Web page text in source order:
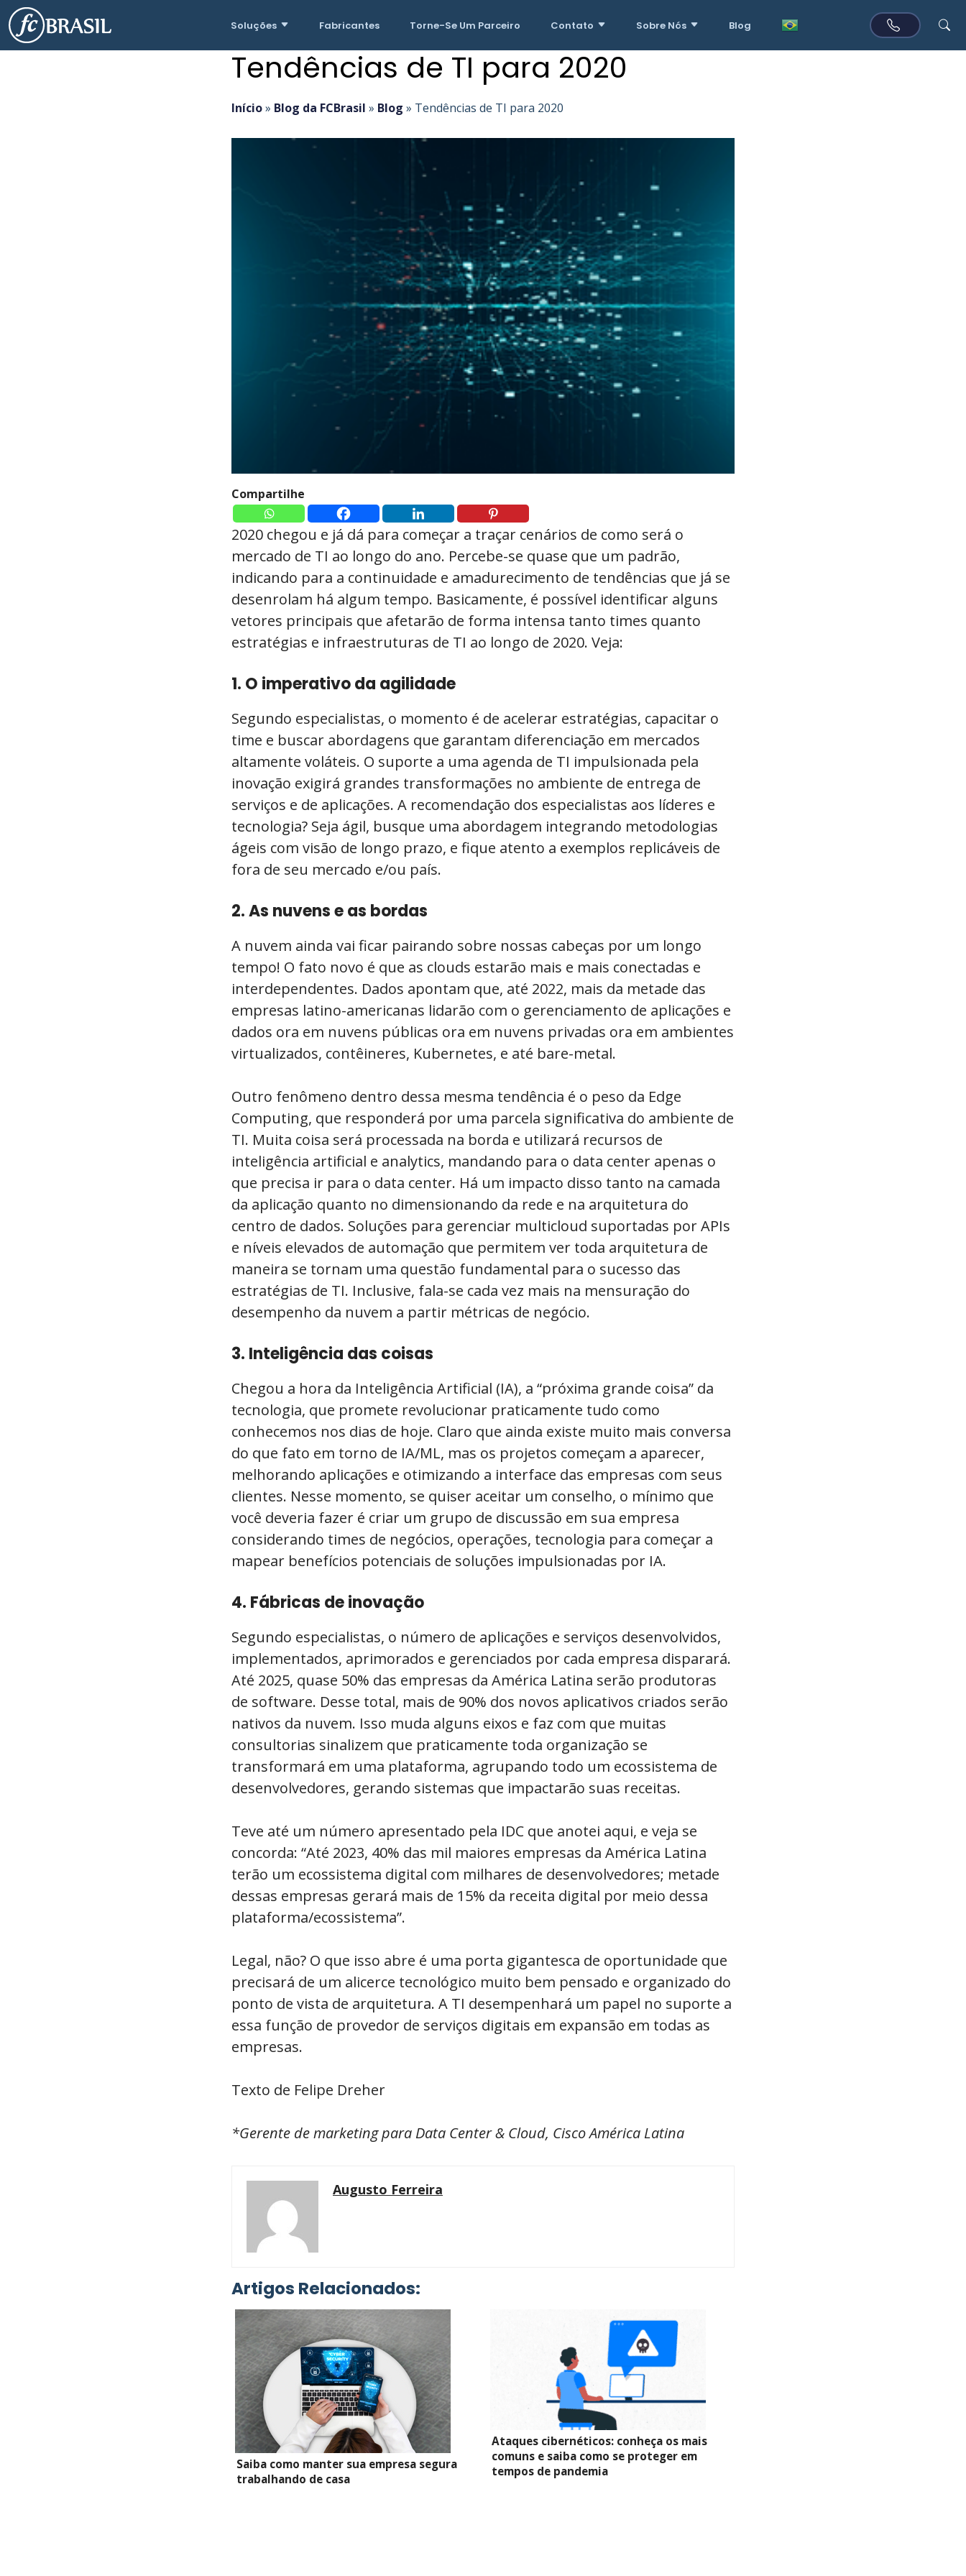
Soluções Fabricantes Torne-Se Um Parceiro Contato Sobre Nós Blog
Tendências de TI para 2020
Início» Blog da FCBrasil » Blog » Tendências de TI para 2020
Compartilhe
2020 chegou e já dá para começar a traçar cenários de como será o
mercado de TI ao longo do ano. Percebe-se quase que um padrão,
indicando para a continuidade e amadurecimento de tendências que já se
desenrolam há algum tempo. Basicamente, é possível identificar alguns
vetores principais que afetarão de forma intensa tanto times quanto
estratégias e infraestruturas de TI ao longo de 2020. Veja:
1. O imperativo da agilidade
Segundo especialistas, o momento é de acelerar estratégias, capacitar o
time e buscar abordagens que garantam diferenciação em mercados
altamente voláteis. O suporte a uma agenda de TI impulsionada pela
inovação exigirá grandes transformações no ambiente de entrega de
serviços e de aplicações. A recomendação dos especialistas aos líderes e
tecnologia? Seja ágil, busque uma abordagem integrando metodologias
ágeis com visão de longo prazo, e fique atento a exemplos replicáveis de
fora de seu mercado e/ou país.
2. As nuvens e as bordas
A nuvem ainda vai ficar pairando sobre nossas cabeças por um longo
tempo! O fato novo é que as clouds estarão mais e mais conectadas e
interdependentes. Dados apontam que, até 2022, mais da metade das
empresas latino-americanas lidarão com o gerenciamento de aplicações e
dados ora em nuvens públicas ora em nuvens privadas ora em ambientes
virtualizados, contêineres, Kubernetes, e até bare-metal.
Outro fenômeno dentro dessa mesma tendência é o peso da Edge
Computing, que responderá por uma parcela significativa do ambiente de
TI. Muita coisa será processada na borda e utilizará recursos de
inteligência artificial e analytics, mandando para o data center apenas o
que precisa ir para o data center. Há um impacto disso tanto na camada
da aplicação quanto no dimensionando da rede e na arquitetura do
centro de dados. Soluções para gerenciar multicloud suportadas por APIs
e níveis elevados de automação que permitem ver toda arquitetura de
maneira se tornam uma questão fundamental para o sucesso das
estratégias de TI. Inclusive, fala-se cada vez mais na mensuração do
desempenho da nuvem a partir métricas de negócio.
3. Inteligência das coisas
Chegou a hora da Inteligência Artificial (IA), a “próxima grande coisa” da
tecnologia, que promete revolucionar praticamente tudo como
conhecemos nos dias de hoje. Claro que ainda existe muito mais conversa
do que fato em torno de IA/ML, mas os projetos começam a aparecer,
melhorando aplicações e otimizando a interface das empresas com seus
clientes. Nesse momento, se quiser aceitar um conselho, o mínimo que
você deveria fazer é criar um grupo de discussão em sua empresa
considerando times de negócios, operações, tecnologia para começar a
mapear benefícios potenciais de soluções impulsionadas por IA.
4. Fábricas de inovação
Segundo especialistas, o número de aplicações e serviços desenvolvidos,
implementados, aprimorados e gerenciados por cada empresa disparará.
Até 2025, quase 50% das empresas da América Latina serão produtoras
de software. Desse total, mais de 90% dos novos aplicativos criados serão
nativos da nuvem. Isso muda alguns eixos e faz com que muitas
consultorias sinalizem que praticamente toda organização se
transformará em uma plataforma, agrupando todo um ecossistema de
desenvolvedores, gerando sistemas que impactarão suas receitas.
Teve até um número apresentado pela IDC que anotei aqui, e veja se
concorda: “Até 2023, 40% das mil maiores empresas da América Latina
terão um ecossistema digital com milhares de desenvolvedores; metade
dessas empresas gerará mais de 15% da receita digital por meio dessa
plataforma/ecossistema”.
Legal, não? O que isso abre é uma porta gigantesca de oportunidade que
precisará de um alicerce tecnológico muito bem pensado e organizado do
ponto de vista de arquitetura. A TI desempenhará um papel no suporte a
essa função de provedor de serviços digitais em expansão em todas as
empresas.
Texto de Felipe Dreher
*Gerente de marketing para Data Center & Cloud, Cisco América Latina
Augusto Ferreira
Artigos Relacionados:
Saiba como manter sua empresa segura
trabalhando de casa
Ataques cibernéticos: conheça os mais
comuns e saiba como se proteger em
tempos de pandemia